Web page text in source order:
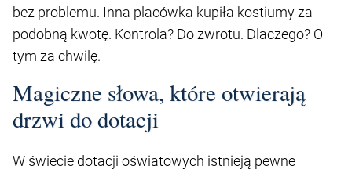
bez problemu. Inna placówka kupiła kostiumy za
podobną kwotę. Kontrola? Do zwrotu. Dlaczego? O
tym za chwilę.
Magiczne słowa, które otwierają
drzwi do dotacji
W świecie dotacji oświatowych istnieją pewne